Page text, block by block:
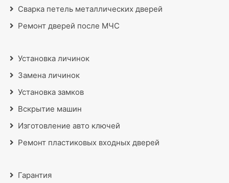
Сварка петель металлических дверей
Ремонт дверей после МЧС
Установка личинок
Замена личинок
Установка замков
Вскрытие машин
Изготовление авто ключей
Ремонт пластиковых входных дверей
Гарантия